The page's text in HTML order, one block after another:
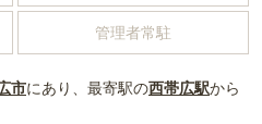
管理者常駐
市にあり 、最寄駅の西帯広駅から